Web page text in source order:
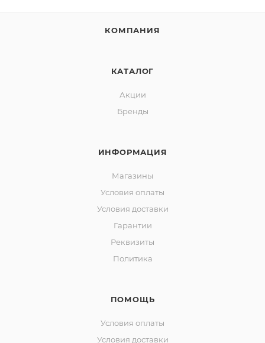
КОМПАНИЯ
КАТАЛОГ
Акции
Бренды
ИНФОРМАЦИЯ
Магазины
Условия оплаты
Условия доставки
Гарантии
Реквизиты
Политика
ПОМОЩЬ
Условия оплаты
Условия доставки